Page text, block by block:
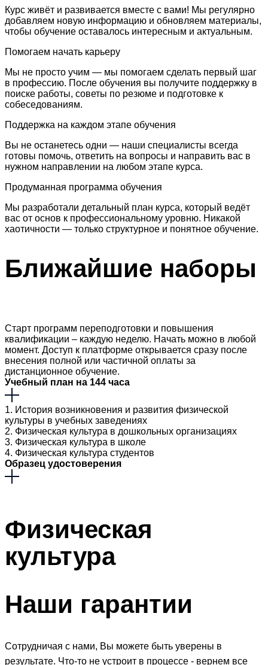
Курс живёт и развивается вместе с вами! Мы регулярно
добавляем новую информацию и обновляем материалы,
чтобы обучение оставалось интересным и актуальным.
Помогаем начать карьеру
Мы не просто учим — мы помогаем сделать первый шаг
в профессию. После обучения вы получите поддержку в
поиске работы, советы по резюме и подготовке к
собеседованиям.
Поддержка на каждом этапе обучения
Вы не останетесь одни — наши специалисты всегда
готовы помочь, ответить на вопросы и направить вас в
нужном направлении на любом этапе курса.
Продуманная программа обучения
Мы разработали детальный план курса, который ведёт
вас от основ к профессиональному уровню. Никакой
хаотичности — только структурное и понятное обучение.
Ближайшие наборы
Старт программ переподготовки и повышения
квалификации – каждую неделю. Начать можно в любой
момент. Доступ к платформе открывается сразу после
внесения полной или частичной оплаты за
дистанционное обучение.
Учебный план на 144 часа
1. История возникновения и развития физической
культуры в учебных заведениях
2. Физическая культура в дошкольных организациях
3. Физическая культура в школе
4. Физическая культура студентов
Образец удостоверения
Физическая
культура
Наши гарантии
Сотрудничая с нами, Вы можете быть уверены в
результате. Что-то не устроит в процессе - вернем все